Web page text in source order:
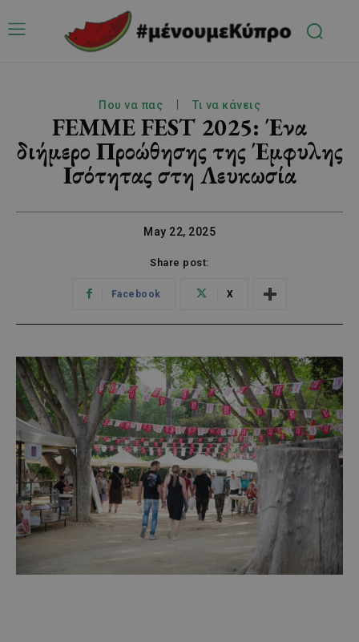
Που να πας Τι να κάνεις
FEMME FEST 2025: Ένα
διήμερο Προώθησης της Έμφυλης
Ισότητας στη Λευκωσία
May 22, 2025
Share post:
Facebook X